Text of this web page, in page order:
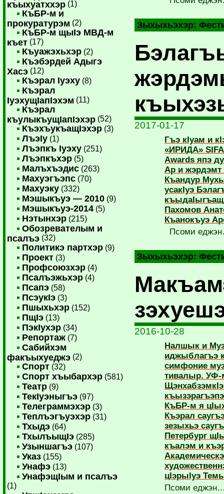
къыхуатххэр (1)
КъБР-м и
прокуратурэм (2)
КъБР-м щыIэ МВД-м
къет (17)
Къуажэхьхэр (2)
Къэбэрдей Адыгэ
Хасэ (12)
Къэрал Iуэху (8)
Къэрал
IуэхущIапIэхэм (11)
Къэрал
къулыкъущIапIэхэр (52)
КъэхъукъащIэхэр (3)
ЛъэIу (1)
Лъэпкъ Iуэху (251)
Лъэпкъхэр (5)
Малъхъэдис (263)
Махуэгъэпс (70)
Махуэку (332)
Мэшыкъуэ — 2010 (9)
Мэшыкъуэ-2014 (5)
Нэтынхэр (215)
Обозревателым и
псалъэ (32)
Политикэ партхэр (9)
Проект (3)
Профсоюзхэр (4)
Псалъэжьхэр (4)
Псапэ (58)
ПсэукIэ (3)
Пшыхьхэр (152)
ПщIэ (13)
ПэкIухэр (34)
Репортаж (7)
Сабийхэм
факъыхуеджэ (2)
Спорт (32)
Спорт хъыбархэр (581)
Театр (9)
ТекIуэныгъэ (97)
Телеграммэхэр (3)
Теплъэгъуэхэр (31)
Тхыдэ (64)
ТхылъыщIэ (285)
Узыншагъэ (107)
Указ (155)
Унафэ (13)
УнафэщIым и псалъэ
(1)
Зыхыхьэхэр:
2017-01-17
Гъэ кIуам и
«ИРИДА»
Awards япэ
Ар и жэрдэмт
Къандур
усакIуэ
къыдаIыгъащ
Пахомов
Къанокъуэ
Псоми
Зыхыхьэхэр:
2016-10-28
Налшык и
иджыблагъэ
симфоние
тивалыр.
КъБР-м я
Къэрал
зезыхьэ
Петербург
къалэм и
цIэрыIуэ
Псоми